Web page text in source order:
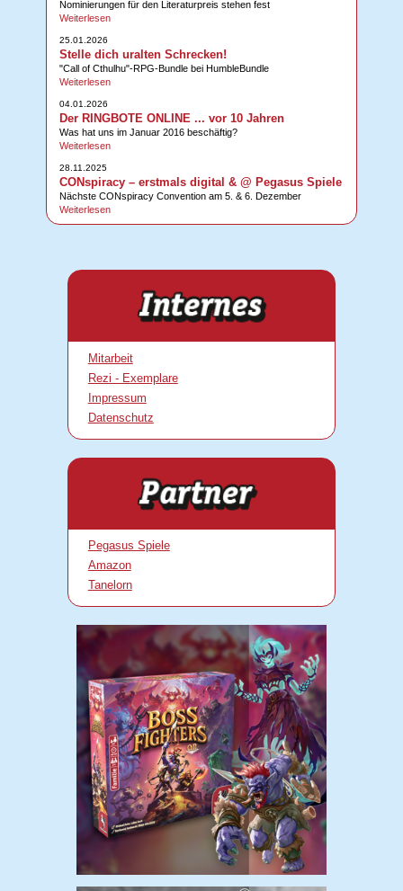
Nominierungen für den Literaturpreis stehen fest
Weiterlesen
25.01.2026
Stelle dich uralten Schrecken!
"Call of Cthulhu"-RPG-Bundle bei HumbleBundle
Weiterlesen
04.01.2026
Der RINGBOTE ONLINE ... vor 10 Jahren
Was hat uns im Januar 2016 beschäftig?
Weiterlesen
28.11.2025
CONspiracy – erstmals digital & @ Pegasus Spiele
Nächste CONspiracy Convention am 5. & 6. Dezember
Weiterlesen
Mitarbeit
Rezi - Exemplare
Impressum
Datenschutz
Pegasus Spiele
Amazon
Tanelorn